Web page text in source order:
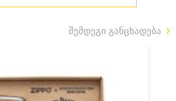
შემდეგი განცხადება